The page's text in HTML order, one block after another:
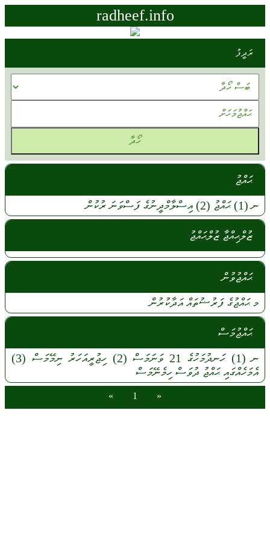
radheef.info
ރަދީފު
ޙައްޖު
ނ(1) ޙައްޖު (2) އިސްލާމްދީނުގެފަސްވަނަރުކުން
ޒުލްޙިއްޖާ ޒުލްޙައްޖު
ޙައްޖުވުން
މޙައްޖުގެފަރުޟުތައްއަދާކުރުން
ޙައްޖުމަސް
ނ (1) ހަނދުމަހުގެ 21 ވަނަމަސް (2) ހިޖުރީއަހަރުނިމޭމަސް (3)
އެމަހެއްގައިޙައްޖު ދުވަސް ހިމެނޭމަސް
«
1
»